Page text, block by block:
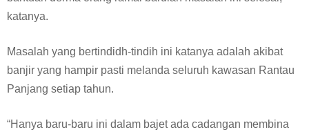
katanya.
Masalah yang bertindidh-tindih ini katanya adalah akibat
banjir yang hampir pasti melanda seluruh kawasan Rantau
Panjang setiap tahun.
“Hanya baru-baru ini dalam bajet ada cadangan membina